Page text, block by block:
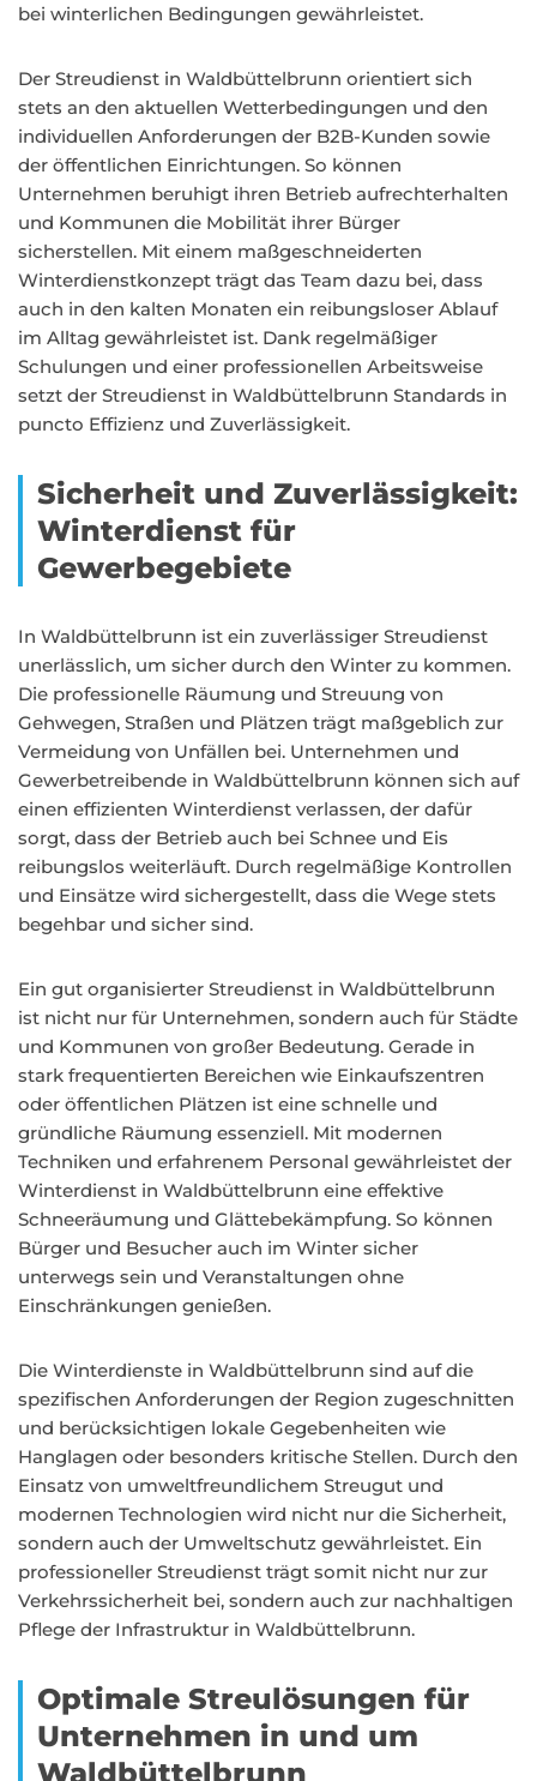
bei winterlichen Bedingungen gewährleistet.
Der Streudienst in Waldbüttelbrunn orientiert sich
stets an den aktuellen Wetterbedingungen und den
individuellen Anforderungen der B2B-Kunden sowie
der öffentlichen Einrichtungen. So können
Unternehmen beruhigt ihren Betrieb aufrechterhalten
und Kommunen die Mobilität ihrer Bürger
sicherstellen. Mit einem maßgeschneiderten
Winterdienstkonzept trägt das Team dazu bei, dass
auch in den kalten Monaten ein reibungsloser Ablauf
im Alltag gewährleistet ist. Dank regelmäßiger
Schulungen und einer professionellen Arbeitsweise
setzt der Streudienst in Waldbüttelbrunn Standards in
puncto Effizienz und Zuverlässigkeit.
Sicherheit und Zuverlässigkeit:
Winterdienst für
Gewerbegebiete
In Waldbüttelbrunn ist ein zuverlässiger Streudienst
unerlässlich, um sicher durch den Winter zu kommen.
Die professionelle Räumung und Streuung von
Gehwegen, Straßen und Plätzen trägt maßgeblich zur
Vermeidung von Unfällen bei. Unternehmen und
Gewerbetreibende in Waldbüttelbrunn können sich auf
einen effizienten Winterdienst verlassen, der dafür
sorgt, dass der Betrieb auch bei Schnee und Eis
reibungslos weiterläuft. Durch regelmäßige Kontrollen
und Einsätze wird sichergestellt, dass die Wege stets
begehbar und sicher sind.
Ein gut organisierter Streudienst in Waldbüttelbrunn
ist nicht nur für Unternehmen, sondern auch für Städte
und Kommunen von großer Bedeutung. Gerade in
stark frequentierten Bereichen wie Einkaufszentren
oder öffentlichen Plätzen ist eine schnelle und
gründliche Räumung essenziell. Mit modernen
Techniken und erfahrenem Personal gewährleistet der
Winterdienst in Waldbüttelbrunn eine effektive
Schneeräumung und Glättebekämpfung. So können
Bürger und Besucher auch im Winter sicher
unterwegs sein und Veranstaltungen ohne
Einschränkungen genießen.
Die Winterdienste in Waldbüttelbrunn sind auf die
spezifischen Anforderungen der Region zugeschnitten
und berücksichtigen lokale Gegebenheiten wie
Hanglagen oder besonders kritische Stellen. Durch den
Einsatz von umweltfreundlichem Streugut und
modernen Technologien wird nicht nur die Sicherheit,
sondern auch der Umweltschutz gewährleistet. Ein
professioneller Streudienst trägt somit nicht nur zur
Verkehrssicherheit bei, sondern auch zur nachhaltigen
Pflege der Infrastruktur in Waldbüttelbrunn.
Optimale Streulösungen für
Unternehmen in und um
Waldbüttelbrunn